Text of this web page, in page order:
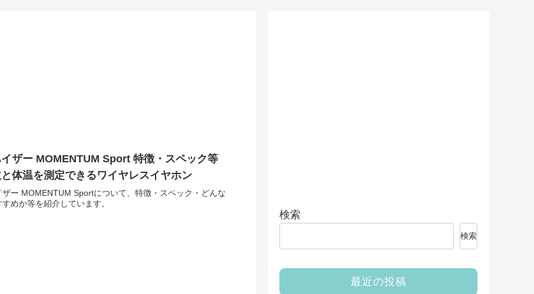
ザー MOMENTUM Sport 特徴・スペック等
体温を測定できるワイヤレスイヤホン
ザー MOMENTUM Sportについて、特徴・スペック・どんな
すめか等を紹介しています。
検索
検索
最近の投稿